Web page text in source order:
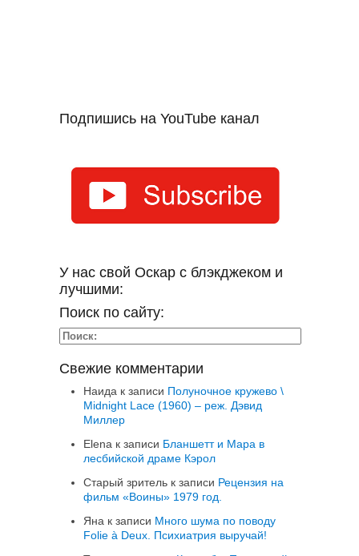
Подпишись на YouTube канал
У нас свой Оскар с блэкджеком и
лучшими:
Поиск по сайту:
Свежие комментарии
Наида к записи Полуночное кружево \
Midnight Lace (1960) – реж. Дэвид
Миллер
Elena к записи Бланшетт и Мара в
лесбийской драме Кэрол
Старый зритель к записи Рецензия на
фильм «Воины» 1979 год.
Яна к записи Много шума по поводу
Folie à Deux. Психиатрия выручай!